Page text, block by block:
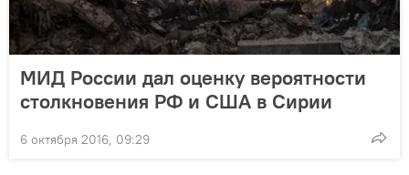
МИД России дал оценку вероятности
столкновения РФ и США в Сирии
6 октября 2016, 09:29